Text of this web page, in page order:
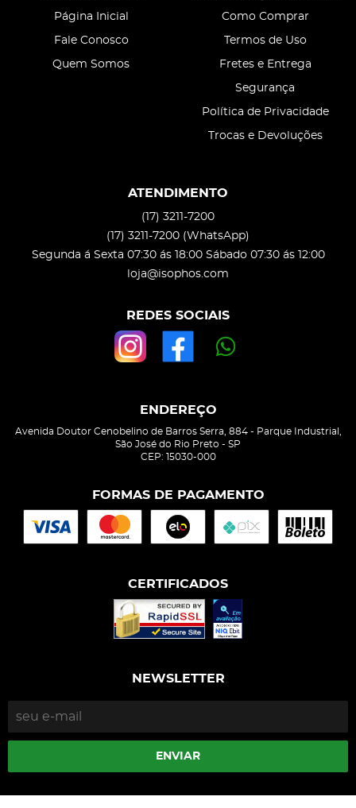
Página Inicial
Fale Conosco
Quem Somos
Como Comprar
Termos de Uso
Fretes e Entrega
Segurança
Política de Privacidade
Trocas e Devoluções
ATENDIMENTO
(17) 3211-7200
(17) 3211-7200 (WhatsApp)
Segunda á Sexta 07:30 ás 18:00 Sábado 07:30 ás 12:00
loja@isophos.com
REDES SOCIAIS
ENDEREÇO
Avenida Doutor Cenobelino de Barros Serra, 884- Parque Industrial,
São José do Rio Preto - SP
CEP: 15030-000
FORMAS DE PAGAMENTO
CERTIFICADOS
NEWSLETTER
ENVIAR